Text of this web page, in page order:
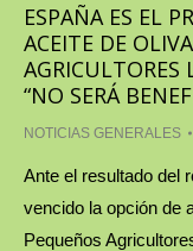
ESPAÑA ES EL
ACEITE DE
AGRICULTORES
“NO SERÁ
NOTICIAS GENERALES
Ante el resultado del
vencido la opción de
Pequeños